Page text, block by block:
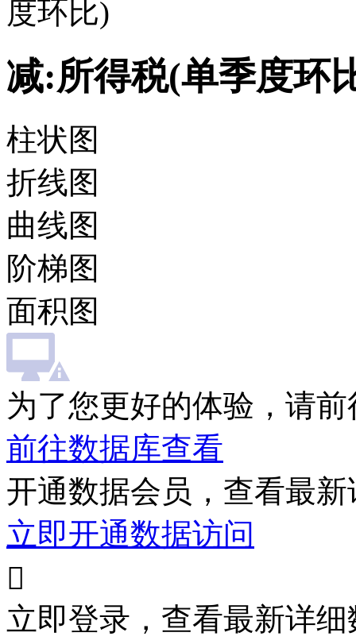
度环比)
减:所得税(单季度环
柱状图
折线图
曲线图
阶梯图
面积图
为了您更好的体验，请
前往数据库查看
开通数据会员，查看最
立即开通数据访问

立即登录，查看最新详细